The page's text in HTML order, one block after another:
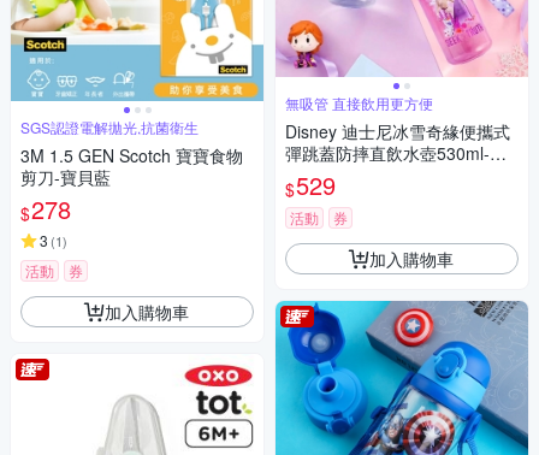
SGS認證電解拋光,抗菌衛生
3M 1.5 GEN Scotch 寶寶食物
剪刀-寶貝藍
$278
3 (1)
活動 券
加入購物車
無吸管 直接飲用更方便
Disney 迪士尼冰雪奇緣便攜式
彈跳蓋防摔直飲水壺530ml-不
含雙酚A
$529
活動 券
加入購物車